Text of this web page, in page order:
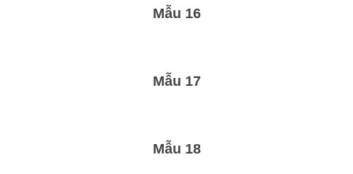
Mẫu 16
Mẫu 17
Mẫu 18